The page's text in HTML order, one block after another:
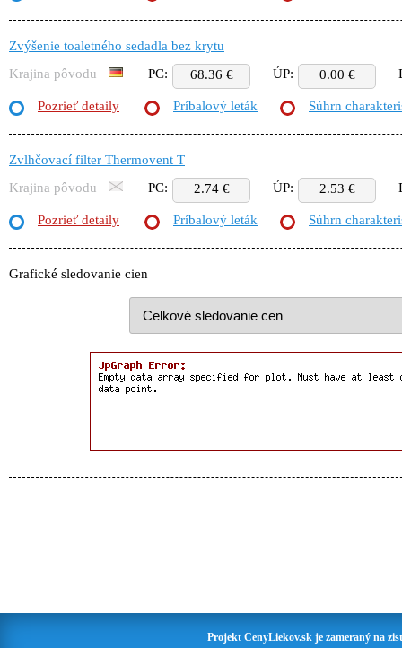
Zvýšenie toaletného sedadla bez krytu
Krajina pôvodu
PC: 68.36 € ÚP: 0.00 €
Pozrieť detaily Príbalový leták Súhrn
Zvlhčovací filter Thermovent T
Krajina pôvodu
PC: 2.74 € ÚP: 2.53 €
Pozrieť detaily Príbalový leták Súhrn
Grafické sledovanie cien
Projekt CenyLiekov.sk je zameraný na